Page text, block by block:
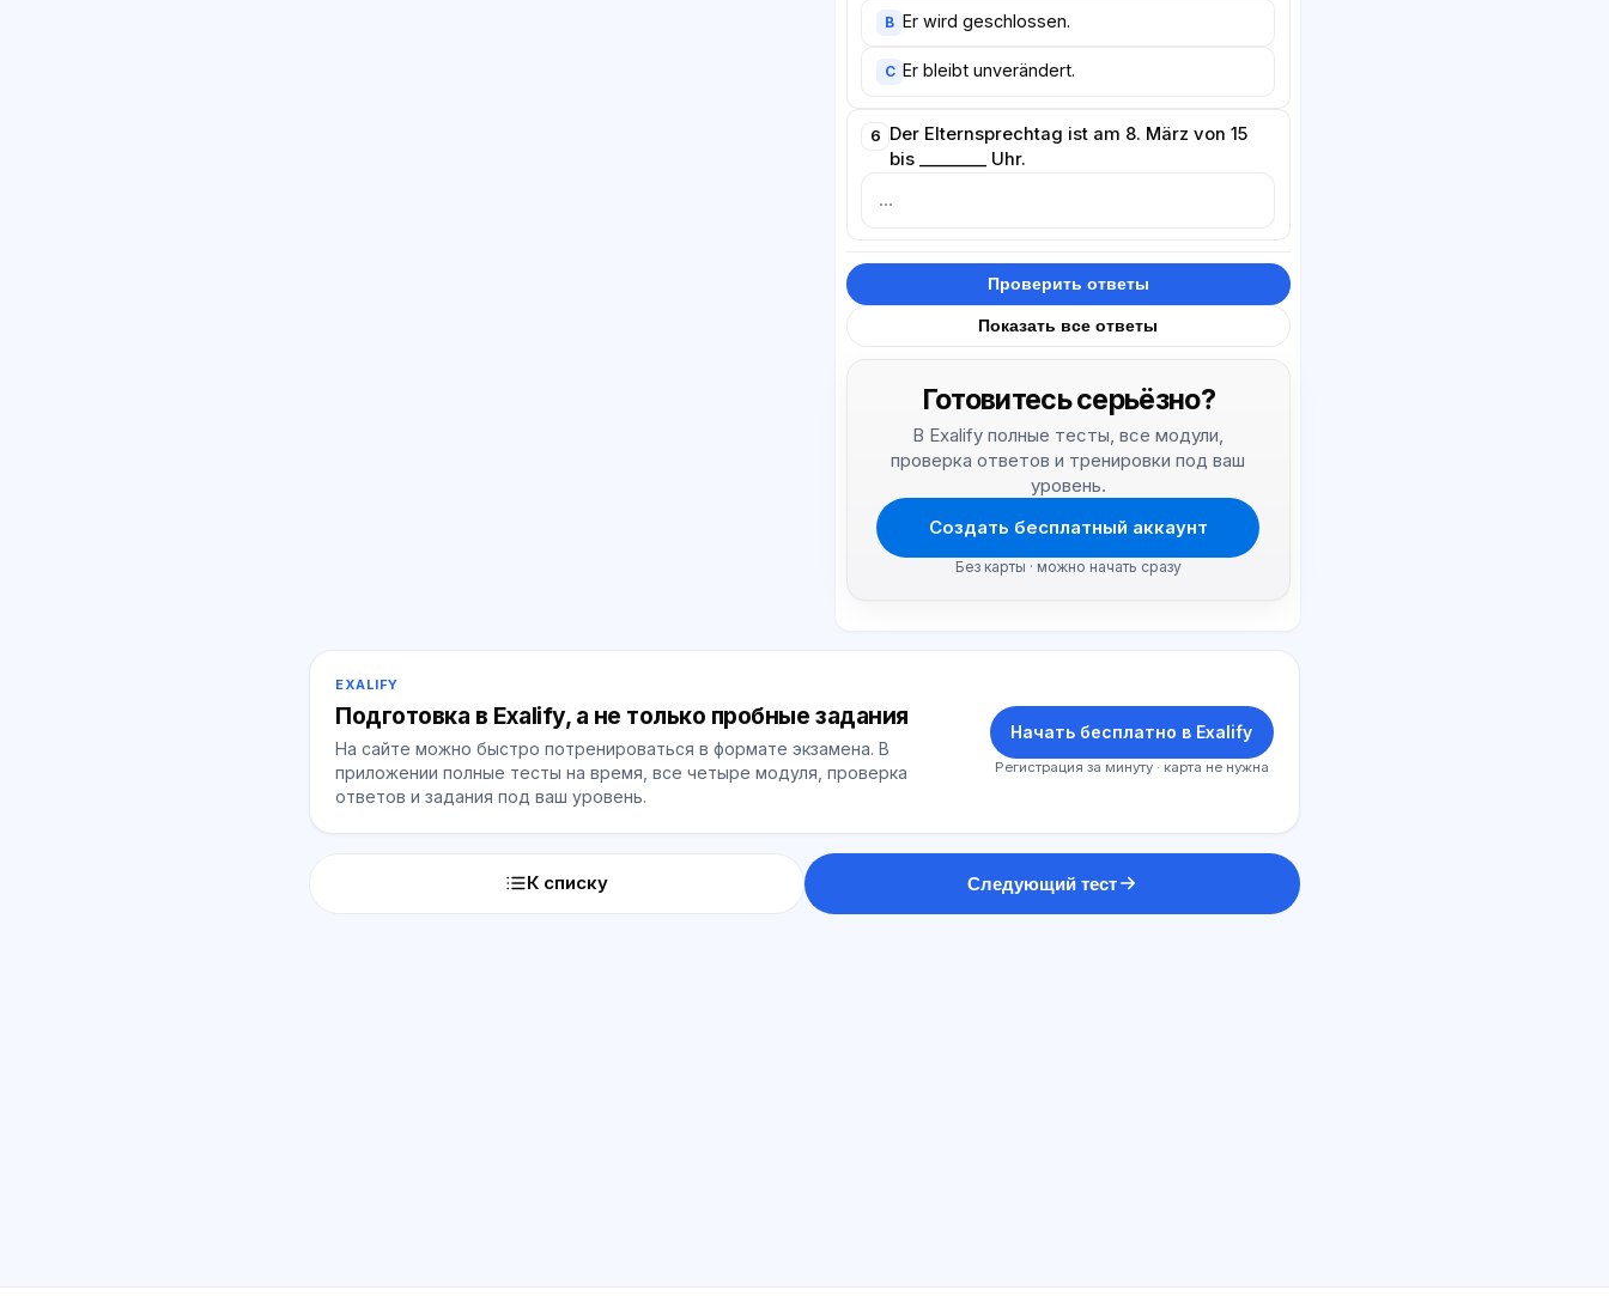
B Er wird geschlossen.
C Er bleibt unverändert.
6 Der Elternsprechtag ist am 8. März von 15
bis ________ Uhr.
Проверить ответы
Показать все ответы
Готовитесь серьёзно?
В Exalify полные тесты, все модули,
проверка ответов и тренировки под ваш
уровень.
Создать бесплатный аккаунт
Без карты · можно начать сразу
EXALIFY
Подготовка в Exalify, а не только пробные задания
На сайте можно быстро потренироваться в формате экзамена. В
приложении полные тесты на время, все четыре модуля, проверка
ответов и задания под ваш уровень.
Начать бесплатно в Exalify
Регистрация за минуту · карта не нужна
К списку Следующий тест